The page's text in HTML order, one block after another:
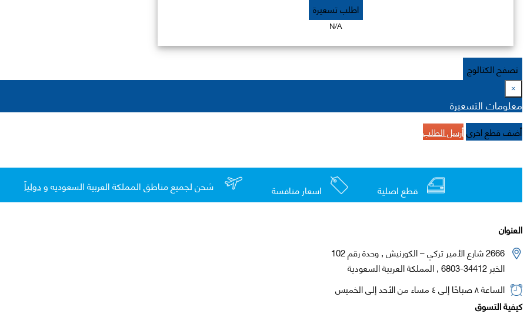
اطلب تسعيرة
N/A
تصفح الكتالوج
×
معلومات التسعيرة
أضف قطع اخرىأرسل الطلب
قطع اصلية اسعار منافسة شحن لجميع مناطق المملكة العربية السعوديه ودولياً
العنوان
2666 شارع الأمير تركي – الكورنيش , وحدة رقم 102
الخبر 34412-6803 , المملكة العربية السعودية
الساعة ٨ صباحًا إلى ٤ مساء من الأحد إلى الخميس
كيفية التسوق